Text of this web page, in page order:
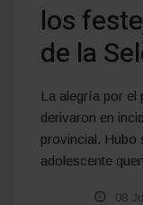
los
de la
La alegría por el
derivaron en
provincial. Hubo
adolescente
08